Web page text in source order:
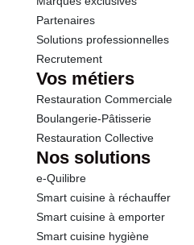
Partenaires
Solutions professionnelles
Recrutement
Vos métiers
Restauration Commerciale
Boulangerie-Pâtisserie
Restauration Collective
Nos solutions
e-Quilibre
Smart cuisine à réchauffer
Smart cuisine à emporter
Smart cuisine hygiène